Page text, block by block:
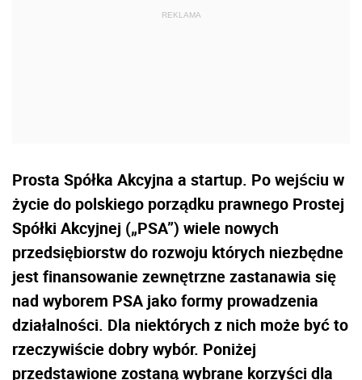
Prosta Spółka Akcyjna a startup. Po wejściu w
życie do polskiego porządku prawnego Prostej
Spółki Akcyjnej („PSA”) wiele nowych
przedsiębiorstw do rozwoju których niezbędne
jest finansowanie zewnętrzne zastanawia się
nad wyborem PSA jako formy prowadzenia
działalności. Dla niektórych z nich może być to
rzeczywiście dobry wybór. Poniżej
przedstawione zostaną wybrane korzyści dla